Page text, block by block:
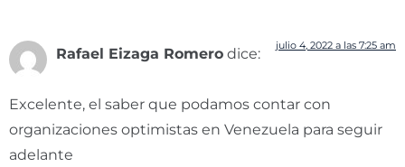
Rafael Eizaga Romero dice: julio 4, 2022 a las 7:25 am
Excelente, el saber que podamos contar con
organizaciones optimistas en Venezuela para seguir
adelante